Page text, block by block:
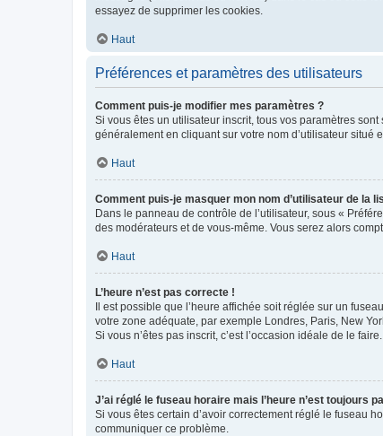
essayez de supprimer les cookies.
Haut
Préférences et paramètres des utilisateurs
Comment puis-je modifier mes paramètres ?
Si vous êtes un utilisateur inscrit, tous vos paramètres
généralement en cliquant sur votre nom d’utilisateur situé
Haut
Comment puis-je masquer mon nom d’utilisateur de la
Dans le panneau de contrôle de l’utilisateur, sous «
des modérateurs et de vous-même. Vous serez alors
Haut
L’heure n’est pas correcte !
Il est possible que l’heure affichée soit réglée sur un
votre zone adéquate, par exemple Londres, Paris, New
Si vous n’êtes pas inscrit, c’est l’occasion idéale de le faire.
Haut
J’ai réglé le fuseau horaire mais l’heure n’est toujours
Si vous êtes certain d’avoir correctement réglé le fuseau
communiquer ce problème.